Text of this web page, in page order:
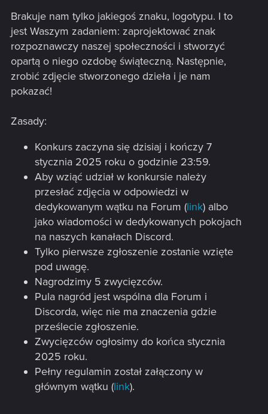
Brakuje nam tylko jakiegoś znaku, logotypu. I to
jest Waszym zadaniem: zaprojektować znak
rozpoznawczy naszej społeczności i stworzyć
opartą o niego ozdobę świąteczną. Następnie,
zrobić zdjęcie stworzonego dzieła i je nam
pokazać!
Zasady:
Konkurs zaczyna się dzisiaj i kończy 7
stycznia 2025 roku o godzinie 23:59.
Aby wziąć udział w konkursie należy
przesłać zdjęcia w odpowiedzi w
dedykowanym wątku na Forum (link) albo
jako wiadomości w dedykowanych pokojach
na naszych kanałach Discord.
Tylko pierwsze zgłoszenie zostanie wzięte
pod uwagę.
Nagrodzimy 5 zwycięzców.
Pula nagród jest wspólna dla Forum i
Discorda, więc nie ma znaczenia gdzie
prześlecie zgłoszenie.
Zwycięzców ogłosimy do końca stycznia
2025 roku.
Pełny regulamin został załączony w
głównym wątku (link).